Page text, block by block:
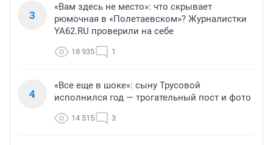
3
«Вам здесь не место»: что скрывает
рюмочная в «Полетаевском»? Журналистки
YA62.RU проверили на себе
18 935 1
4
«Все еще в шоке»: сыну Трусовой
исполнился год — трогательный пост и фото
14 515 3